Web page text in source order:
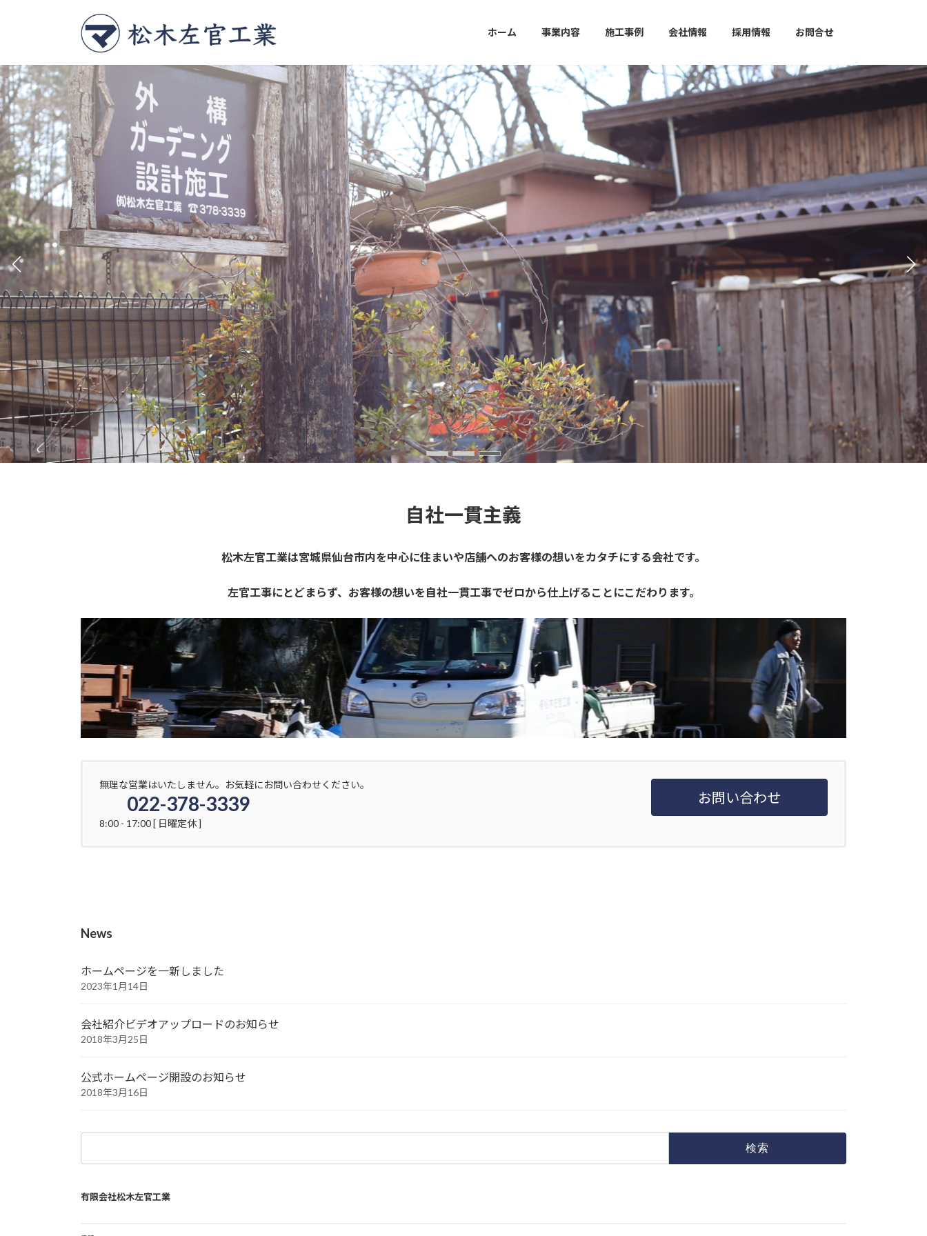
ツ
へ
ス
キ
ッ
プ
シ
ョ
ン
に
移
動
ホーム 事業内容 施工事例 会社情報 採用情報 お問合せ
自社一貫主義
松木左官工業は宮城県仙台市内を中心に住まいや店舗へのお客様の想いをカタチにする会社です。
左官工事にとどまらず、お客様の想いを自社一貫工事でゼロから仕上げることにこだわります。
無理な営業はいたしません。お気軽にお問い合わせください。
022-378-3339
8:00 - 17:00 [ 日曜定休 ]
お問い合わせ
News
ホームページを一新しました
2023年1月14日
会社紹介ビデオアップロードのお知らせ
2018年3月25日
公式ホームページ開設のお知らせ
2018年3月16日
有限会社松木左官工業